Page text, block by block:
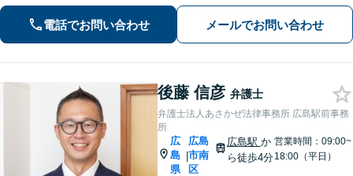
請求など【相続・遺言】料金は明確に
細かく設定【初回相談無料】
電話でお問い合わせ メールでお問い合わせ
後藤 信彦 弁護士
弁護士法人あさかぜ法律事務所 広島駅前事務
所
広
島
県
|
広島
市南
区
広島駅 か
ら徒歩4分
営業時間：09:00~
18:00（平日）